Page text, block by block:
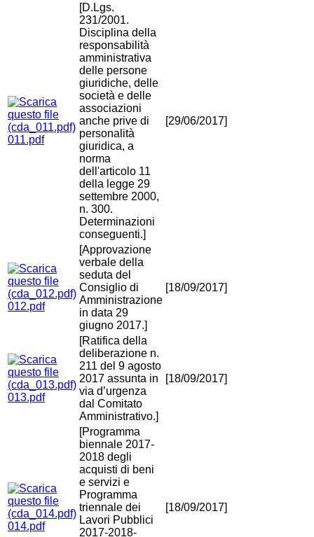
011.pdf
[D.Lgs.
231/2001.
Disciplina della
responsabilità
amministrativa
delle persone
giuridiche, delle
società e delle
associazioni
anche prive di
personalità
giuridica, a
norma
dell'articolo 11
della legge 29
settembre 2000,
n. 300.
Determinazioni
conseguenti.]
[29/06/2017]
012.pdf
[Approvazione
verbale della
seduta del
Consiglio di
Amministrazione
in data 29
giugno 2017.]
[18/09/2017]
013.pdf
[Ratifica della
deliberazione n.
211 del 9 agosto
2017 assunta in
via d’urgenza
dal Comitato
Amministrativo.]
[18/09/2017]
014.pdf
[Programma
biennale 2017-
2018 degli
acquisti di beni
e servizi e
Programma
triennale dei
Lavori Pubblici
2017-2018-
[18/09/2017]